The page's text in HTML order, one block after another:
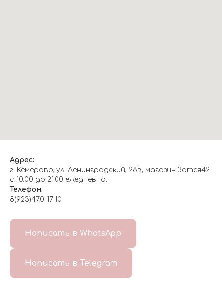
Адрес:
г. Кемерово, ул. Ленинградский, 28в, магазин Затея42
с 10:00 до 21:00 ежедневно.
Телефон:
8(923)470-17-10
Написать в WhatsApp
Написать в Telegram
ДОСТАВКА/